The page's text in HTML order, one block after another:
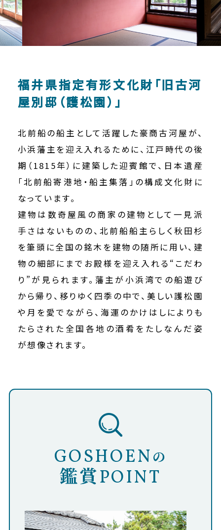
福井県指定有形文化財「旧古河
屋別邸（護松園）」
北前船の船主として活躍した豪商古河屋が、
小浜藩主を迎え入れるために、江戸時代の後
期（1815年）に建築した迎賓館で、日本遺産
「北前船寄港地・船主集落」の構成文化財に
なっています。
建物は数奇屋風の商家の建物として一見派
手さはないものの、北前船船主らしく秋田杉
を筆頭に全国の銘木を建物の随所に用い、建
物の細部にまでお殿様を迎え入れる“こだわ
り”が見られます。藩主が小浜湾での船遊び
から帰り、移りゆく四季の中で、美しい護松園
や月を愛でながら、海運のかけはしによりも
たらされた全国各地の酒肴をたしなんだ姿
が想像されます。
GOSHOENの
鑑賞POINT